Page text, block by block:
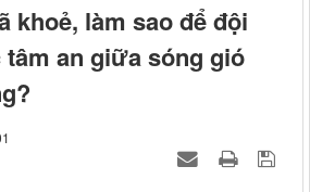
khoẻ, làm sao để đội
an giữa sóng gió